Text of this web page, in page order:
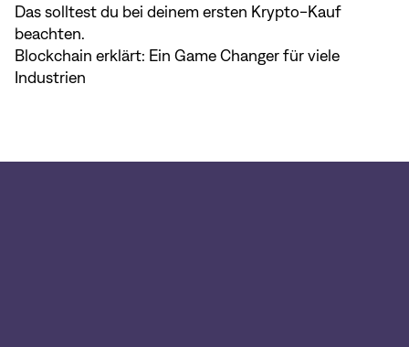
Das solltest du bei deinem ersten Krypto-Kauf
beachten.
Blockchain erklärt: Ein Game Changer für viele
Industrien